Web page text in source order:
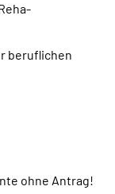
beruflichen
ohne Antrag!